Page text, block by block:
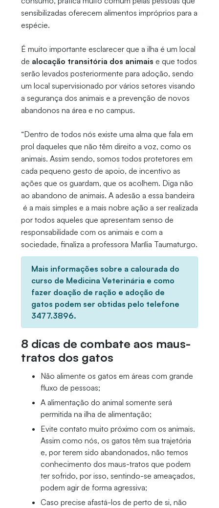
sensibilizadas oferecem alimentos impróprios para a
espécie.
É muito importante esclarecer que a ilha é um local
de alocação transitória dos animais e que todos
serão levados posteriormente para adoção, sendo
um local supervisionado por vários setores visando
a segurança dos animais e a prevenção de novos
abandonos na área e no campus.
“Dentro de todos nós existe uma alma que fala em
prol daqueles que não têm direito a voz, como os
animais. Assim sendo, somos todos protetores em
cada pequeno gesto de apoio, de incentivo as
ações que os guardam, que os acolhem. Diga não
ao abandono de animais. A adesão a essa bandeira
é a mais simples e a mais nobre ação a ser realizada
por todos aqueles que apresentam senso de
responsabilidade com os animais e com a
sociedade, finaliza a professora Marília Taumaturgo.
Mais informações sobre a calourada do
curso de Medicina Veterinária e como
fazer doação de ração e adoção de
gatos podem ser obtidas pelo telefone
3477.3896.
8 dicas de combate aos maus-
tratos dos gatos
Não alimente os gatos em áreas com grande
fluxo de pessoas;
A alimentação do animal somente será
permitida na ilha de alimentação;
Evite contato muito próximo com os animais.
Assim como nós, os gatos têm sua trajetória
e, por terem sido abandonados, não temos
conhecimento dos maus-tratos que podem
ter sofrido, por isso, sentindo-se ameaçados,
podem agir de forma agressiva;
Caso precise afastá-los de perto de si, não